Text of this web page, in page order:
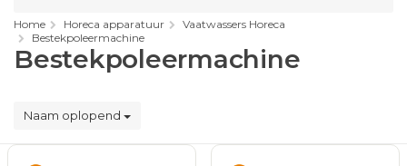
Home Horeca apparatuur
Vaatwassers Horeca
Bestekpoleermachine
Bestekpoleermachine
Naam oplopend